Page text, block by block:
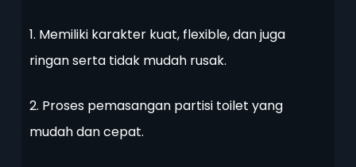
1. Memiliki karakter kuat, flexible, dan juga
ringan serta tidak mudah rusak.
2. Proses pemasangan partisi toilet yang
mudah dan cepat.